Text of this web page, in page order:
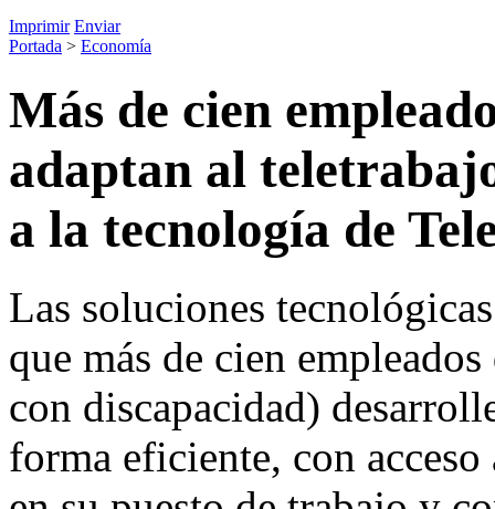
Imprimir Enviar
Portada > Economía
Más de cien
adaptan al
a la tecnología de
Las soluciones
que más de cien
con discapacidad)
forma eficiente, con